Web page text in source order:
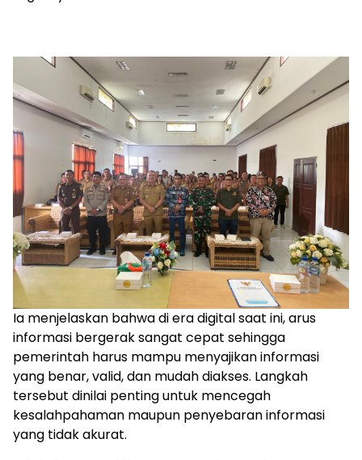
Ia menjelaskan bahwa di era digital saat ini, arus
informasi bergerak sangat cepat sehingga
pemerintah harus mampu menyajikan informasi
yang benar, valid, dan mudah diakses. Langkah
tersebut dinilai penting untuk mencegah
kesalahpahaman maupun penyebaran informasi
yang tidak akurat.